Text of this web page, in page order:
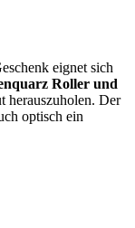
eignet sich
Roller und
herauszuholen. Der
optisch ein